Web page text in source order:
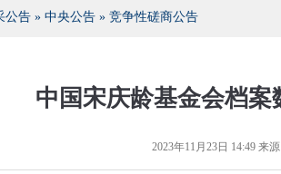
公告 » 中央公告 » 竞争性磋商公告
中国宋庆龄基金会档
2023年11月23日 14:49 来